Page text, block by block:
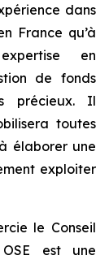
dans
France qu’à
en
de fonds
précieux. Il
toutes
élaborer une
exploiter
le Conseil
est une